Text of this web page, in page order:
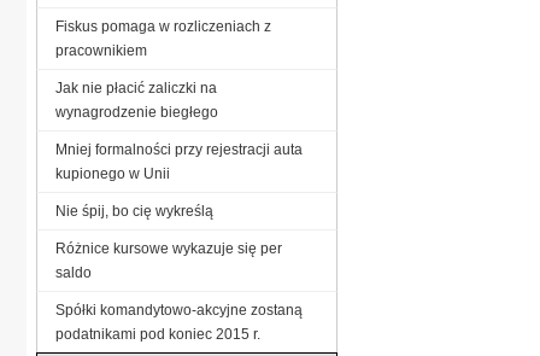
Fiskus pomaga w rozliczeniach z
pracownikiem
Jak nie płacić zaliczki na
wynagrodzenie biegłego
Mniej formalności przy rejestracji auta
kupionego w Unii
Nie śpij, bo cię wykreślą
Różnice kursowe wykazuje się per
saldo
Spółki komandytowo-akcyjne zostaną
podatnikami pod koniec 2015 r.